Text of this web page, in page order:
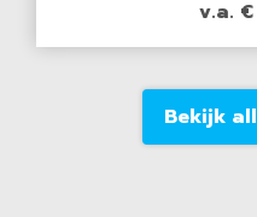
v.a.
Bekijk